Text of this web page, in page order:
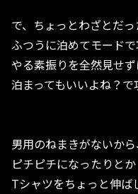
で、ちょっとわざとだっ
ふつうに泊めてモードで
やる素振りを全然見せず
泊まってもいいよね？で
男用のねまきがないか
ピチピチになったりとか
Tシャツをちょっと伸ば